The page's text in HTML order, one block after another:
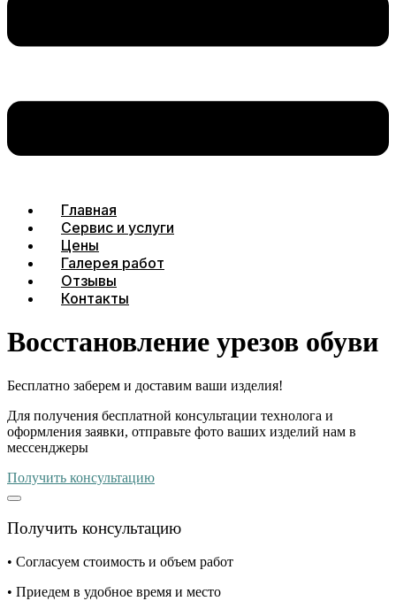
Главная
Сервис и услуги
Цены
Галерея работ
Отзывы
Контакты
Восстановление урезов обуви
Бесплатно заберем и доставим ваши изделия!
Для получения бесплатной консультации технолога и
оформления заявки, отправьте фото ваших изделий нам в
мессенджеры
Получить консультацию
Получить консультацию
• Согласуем стоимость и объем работ
• Приедем в удобное время и место